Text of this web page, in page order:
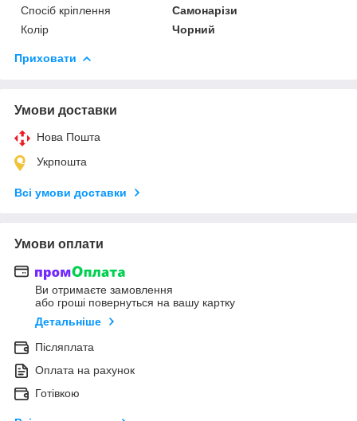
Спосіб кріплення
Самонарізи
Колір
Чорний
Приховати
Умови доставки
Нова Пошта
Укрпошта
Всі умови доставки
Умови оплати
Ви отримаєте замовлення
або гроші повернуться на вашу картку
Детальніше
Післяплата
Оплата на рахунок
Готівкою